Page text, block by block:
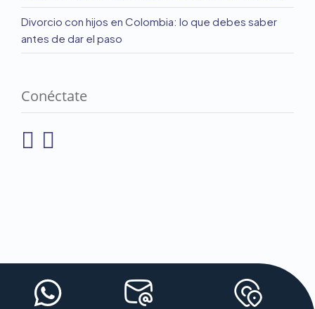
Divorcio con hijos en Colombia: lo que debes saber
antes de dar el paso
Conéctate